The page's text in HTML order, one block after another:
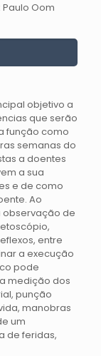
: Paulo Oom
objetivo a
que serão
função como
semanas do
a doentes
a sua
e de como
Ao
observação de
entre
a execução
pode
medição dos
punção
manobras
um
de feridas,